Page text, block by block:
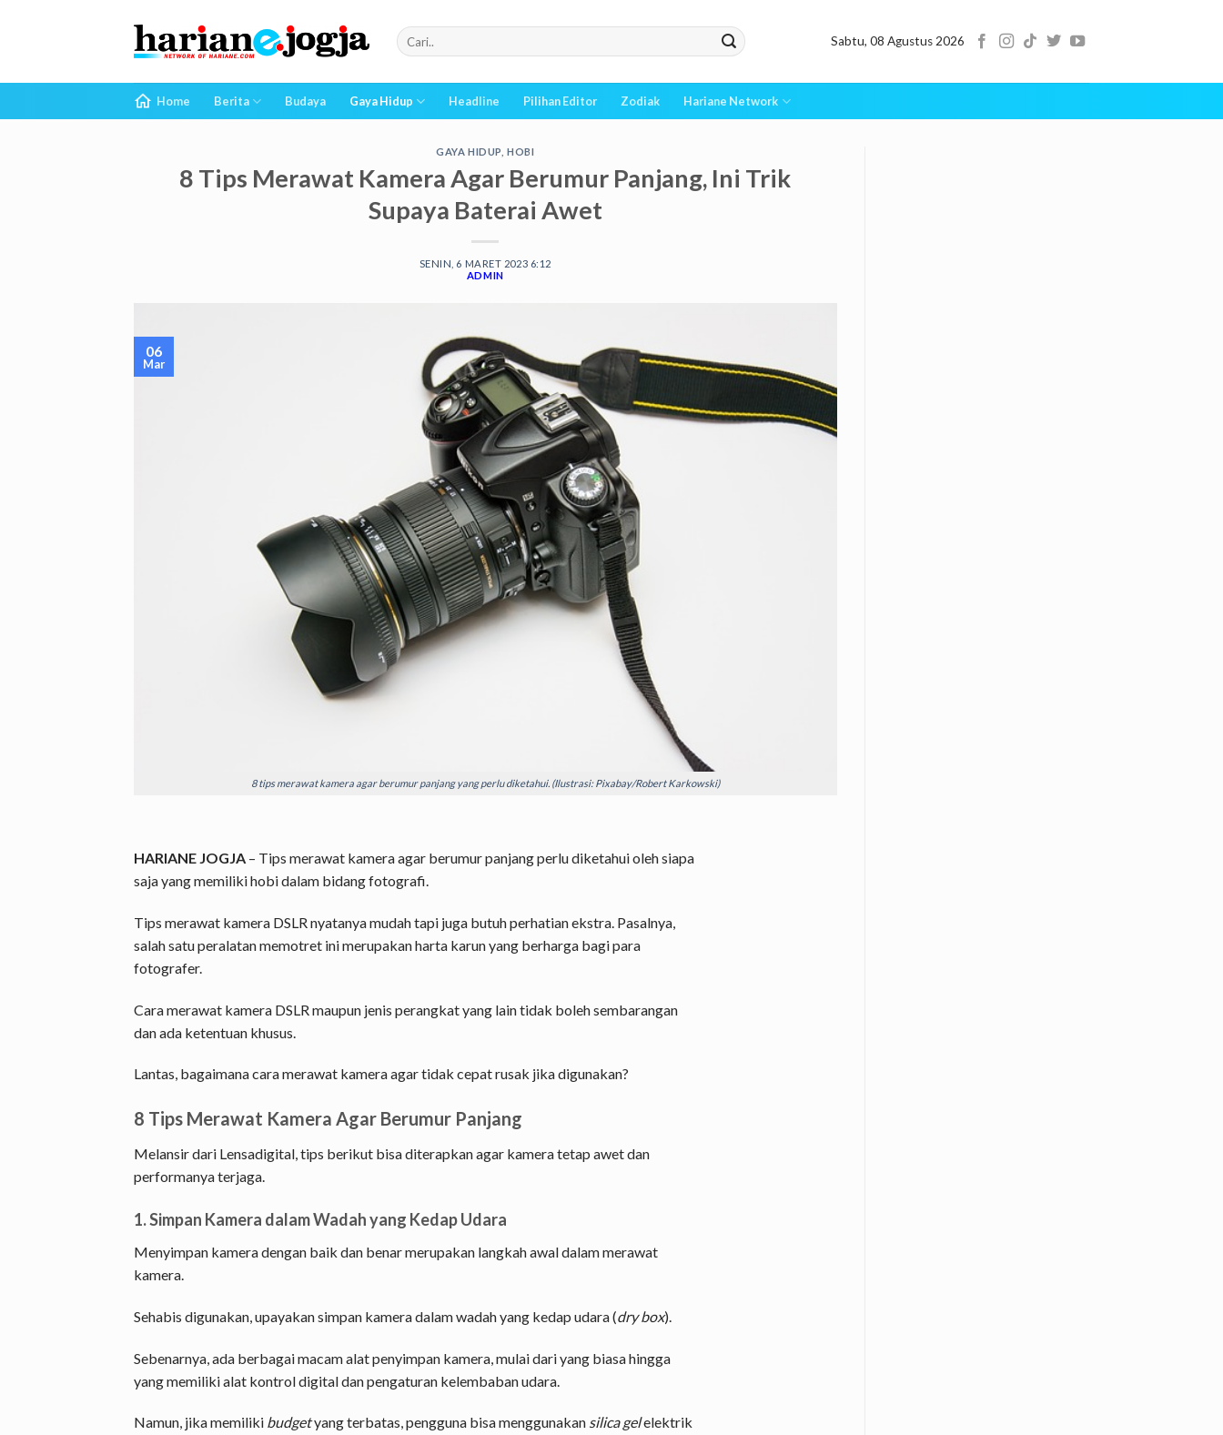
Sabtu, 08 Agustus 2026
Home Berita Budaya Gaya Hidup Headline Pilihan Editor Zodiak Hariane Network
GAYA HIDUP HOBI
8 Tips Merawat Kamera Agar Berumur Panjang, Ini Trik
Supaya Baterai Awet
SENIN, 6 MARET 2023 6:12
ADMIN
8 tips merawat kamera agar berumur panjang yang perlu diketahui. (Ilustrasi: Pixabay/Robert Karkowski)
06
Mar
HARIANE JOGJA – Tips merawat kamera agar berumur panjang perlu diketahui oleh siapa
saja yang memiliki hobi dalam bidang fotografi.
Tips merawat kamera DSLR nyatanya mudah tapi juga butuh perhatian ekstra. Pasalnya,
salah satu peralatan memotret ini merupakan harta karun yang berharga bagi para
fotografer.
Cara merawat kamera DSLR maupun jenis perangkat yang lain tidak boleh sembarangan
dan ada ketentuan khusus.
Lantas, bagaimana cara merawat kamera agar tidak cepat rusak jika digunakan?
8 Tips Merawat Kamera Agar Berumur Panjang
Melansir dari Lensadigital, tips berikut bisa diterapkan agar kamera tetap awet dan
performanya terjaga.
1. Simpan Kamera dalam Wadah yang Kedap Udara
Menyimpan kamera dengan baik dan benar merupakan langkah awal dalam merawat
kamera.
Sehabis digunakan, upayakan simpan kamera dalam wadah yang kedap udara (dry box).
Sebenarnya, ada berbagai macam alat penyimpan kamera, mulai dari yang biasa hingga
yang memiliki alat kontrol digital dan pengaturan kelembaban udara.
Namun, jika memiliki budgetyang terbatas, pengguna bisa menggunakan silica gelelektrik